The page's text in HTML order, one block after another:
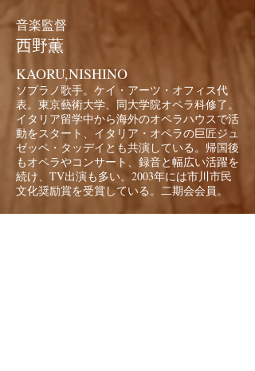
音楽監督
西野薫
KAORU,NISHINO
ソプラノ歌手。 ケイ・アーツ・オフィス代
表。東京藝術大学、同大学院オペラ科修了。
イタリア留学中から海外のオペラハウスで活
動をスタート、イタリア・オペラの巨匠ジュ
ゼッペ・タッデイとも共演している。帰国後
もオペラやコンサート、録音と幅広い活躍を
続け、TV出演も多い。2003年には市川市民
文化奨励賞を受賞している。二期会会員。